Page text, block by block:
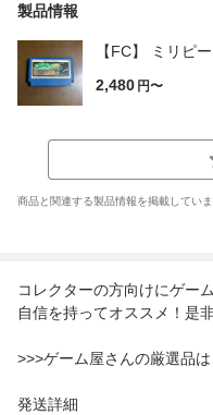
製品情報
【FC】 ミリピ
2,480 円〜
商品と関連する製品情報を掲載してい
コレクターの方向けにゲー
自信を持ってオススメ！是
>>>ゲーム屋さんの厳選品は
発送詳細